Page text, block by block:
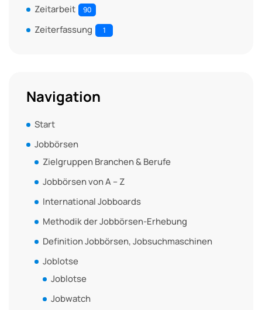
Zeitarbeit 90
Zeiterfassung 1
Navigation
Start
Jobbörsen
Zielgruppen Branchen & Berufe
Jobbörsen von A – Z
International Jobboards
Methodik der Jobbörsen-Erhebung
Definition Jobbörsen, Jobsuchmaschinen
Joblotse
Joblotse
Jobwatch